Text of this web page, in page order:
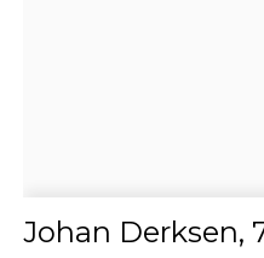
Johan Derksen,